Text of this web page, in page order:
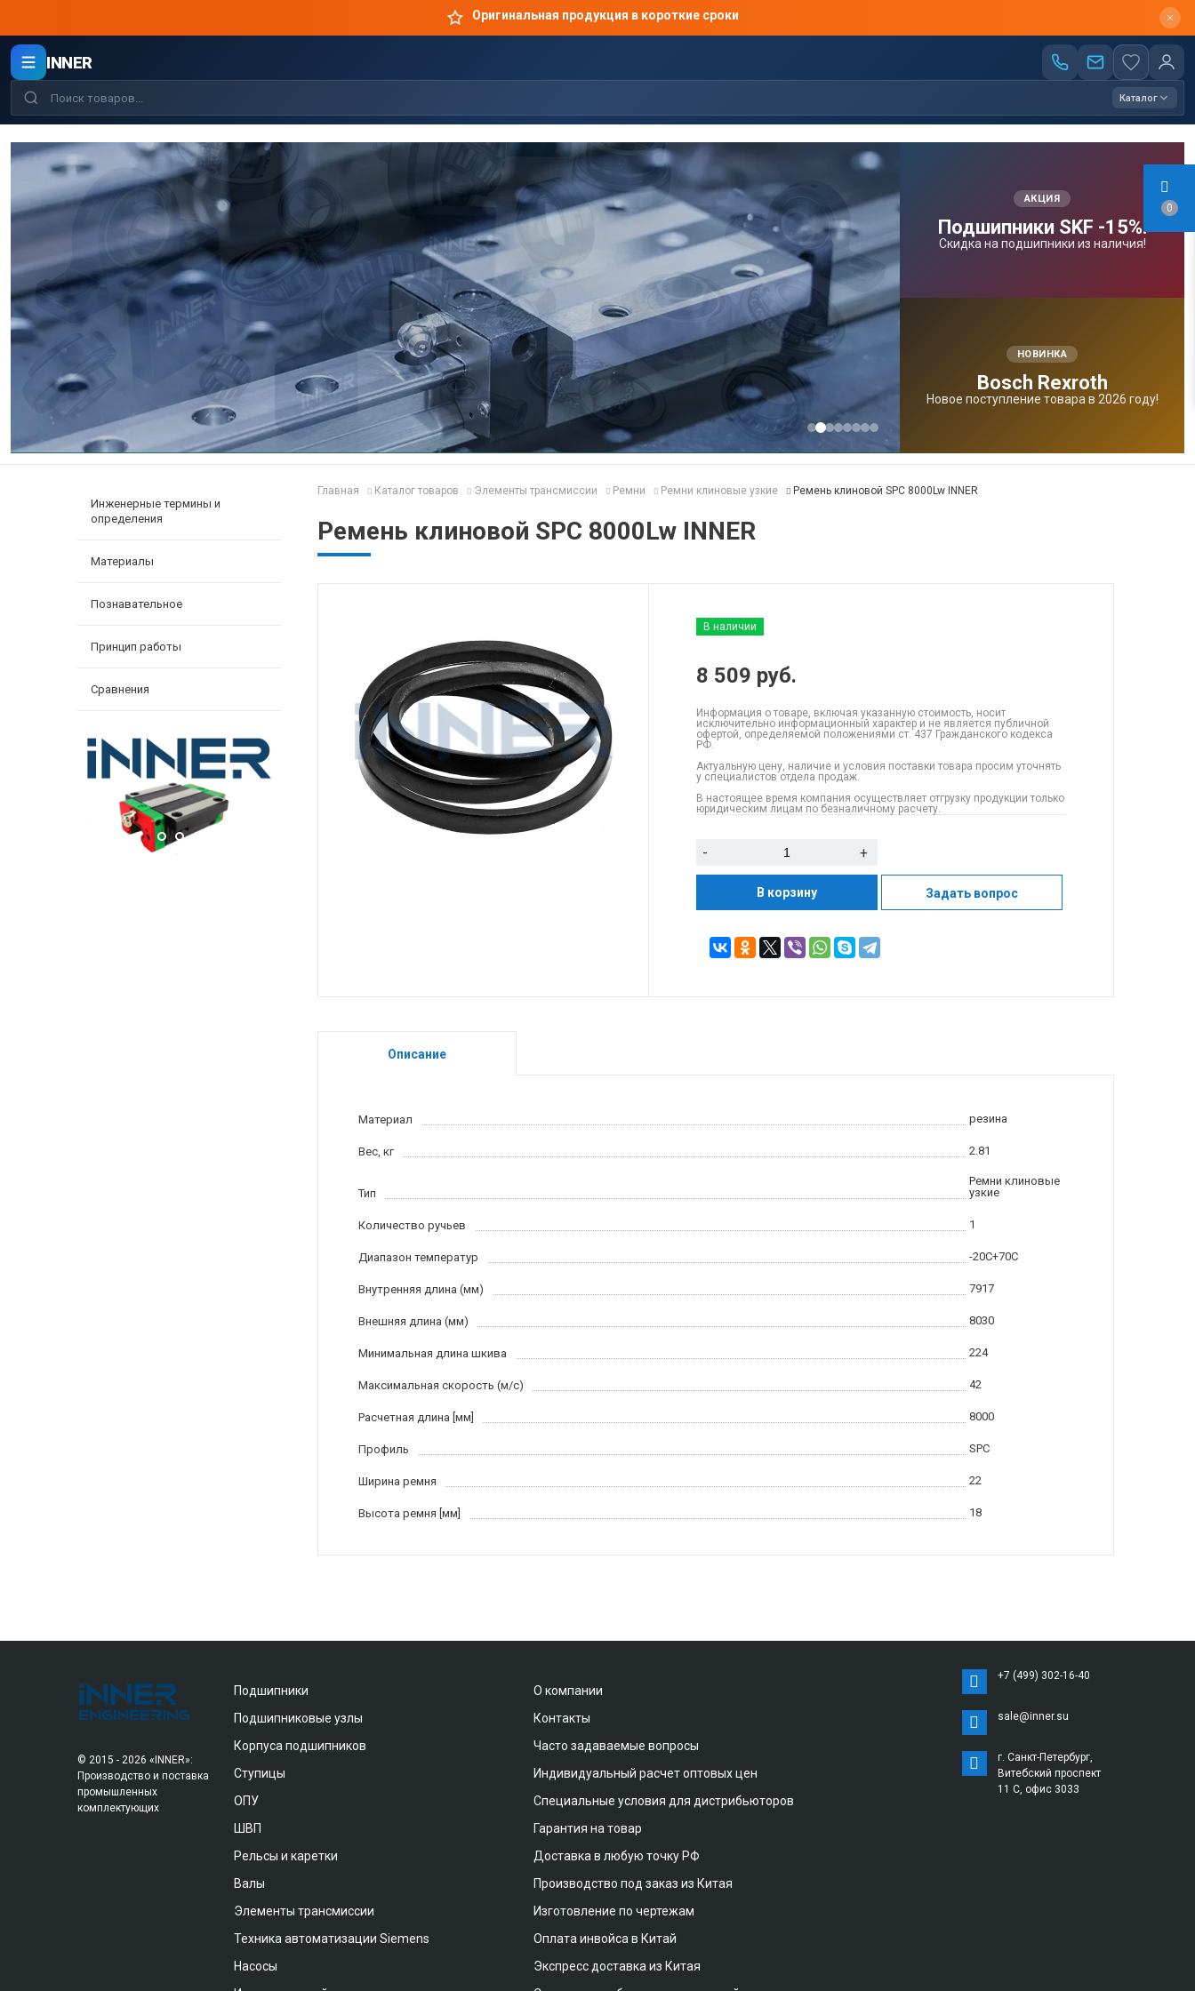
0
Оригинальная продукция в короткие сроки
INNER
Каталог
АКЦИЯ
Подшипники SKF -15%!
Скидка на подшипники из наличия!
НОВИНКА
Bosсh Rexroth
Новое поступление товара в 2026 году!
Инженерные термины и
определения
Материалы
Познавательное
Принцип работы
Сравнения
Главная Каталог товаров Элементы трансмиссии Ремни Ремни клиновые узкие Ремень клиновой SPC 8000Lw INNER
Ремень клиновой SPC 8000Lw INNER
В наличии
8 509 руб.
Информация о товаре, включая указанную стоимость, носит
исключительно информационный характер и не является публичной
офертой, определяемой положениями ст. 437 Гражданского кодекса
РФ.
Актуальную цену, наличие и условия поставки товара просим уточнять
у специалистов отдела продаж.
В настоящее время компания осуществляет отгрузку продукции только
юридическим лицам по безналичному расчету.
- +
В корзину Задать вопрос
Описание
Материал резина
Вес, кг 2.81
Тип
Ремни клиновые
узкие
Количество ручьев 1
Диапазон температур -20С+70С
Внутренняя длина (мм) 7917
Внешняя длина (мм) 8030
Минимальная длина шкива 224
Максимальная скорость (м/c) 42
Расчетная длина [мм] 8000
Профиль SPC
Ширина ремня 22
Высота ремня [мм] 18
© 2015 - 2026 «INNER»:
Производство и поставка
промышленных
комплектующих
Подшипники
Подшипниковые узлы
Корпуса подшипников
Ступицы
ОПУ
ШВП
Рельсы и каретки
Валы
Элементы трансмиссии
Техника автоматизации Siemens
Насосы
О компании
Контакты
Часто задаваемые вопросы
Индивидуальный расчет оптовых цен
Специальные условия для дистрибьюторов
Гарантия на товар
Доставка в любую точку РФ
Производство под заказ из Китая
Изготовление по чертежам
Оплата инвойса в Китай
Экспресс доставка из Китая
+7 (499) 302-16-40
sale@inner.su
г. Санкт-Петербург,
Витебский проспект
11 С, офис 3033